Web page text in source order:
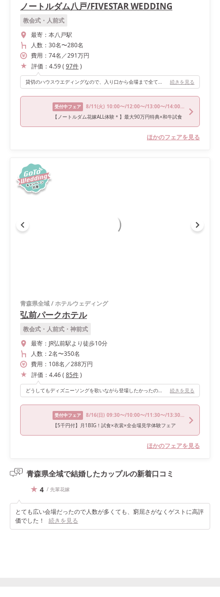
ノートルダム八戸/FIVESTAR WEDDING
教会式・人前式
最寄： 本八戸駅
人数： 30名〜280名
費用： 74名 ／291万円
評価： 4.59( 97件)
貸切のハウスウエディングなので、入り口から会場まで全てを自分たちの好みにアレンジし飾り付けることができるのがポイントです。 続きを見る
受付中フェア 8/11(火) 10:00〜/12:00〜/13:00〜/14:00〜/15:00〜
【ノートルダム花嫁ALL体験＊】最大90万円特典×和牛試食
ほかのフェアを見る
青森県全域/ホテルウェディング
弘前パークホテル
教会式・人前式・神前式
最寄： JR弘前駅より徒歩10分
人数： 2名〜350名
費用： 108名 ／288万円
評価： 4.46( 85件)
どうしてもディズニーソングを歌いながら登場したかったので、カラオケ機材があるところが私の中では必須条件でした！！ スクリーンにLIVE配信の様子も映せて、リアルタイムでフォロワーさんからのコメントをみることもできました！💖 その場で白無垢から、色打掛に早着替えもしています‎🤍 続きを見る
受付中フェア 8/16(日) 09:30〜/10:00〜/11:30〜/13:30〜
【5千円付】月1BIG！試食×衣裳×全会場見学体験フェア
ほかのフェアを見る
青森県全域で結婚したカップルの新着口コミ
4 / 先輩花嫁
とても広い会場だったので人数が多くても、窮屈さがなくゲストに高評
価でした！
続きを見る